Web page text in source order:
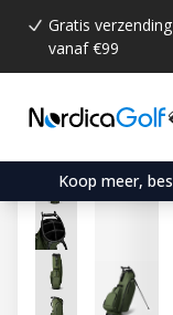
Gratis verzending
vanaf €99
Koop meer,